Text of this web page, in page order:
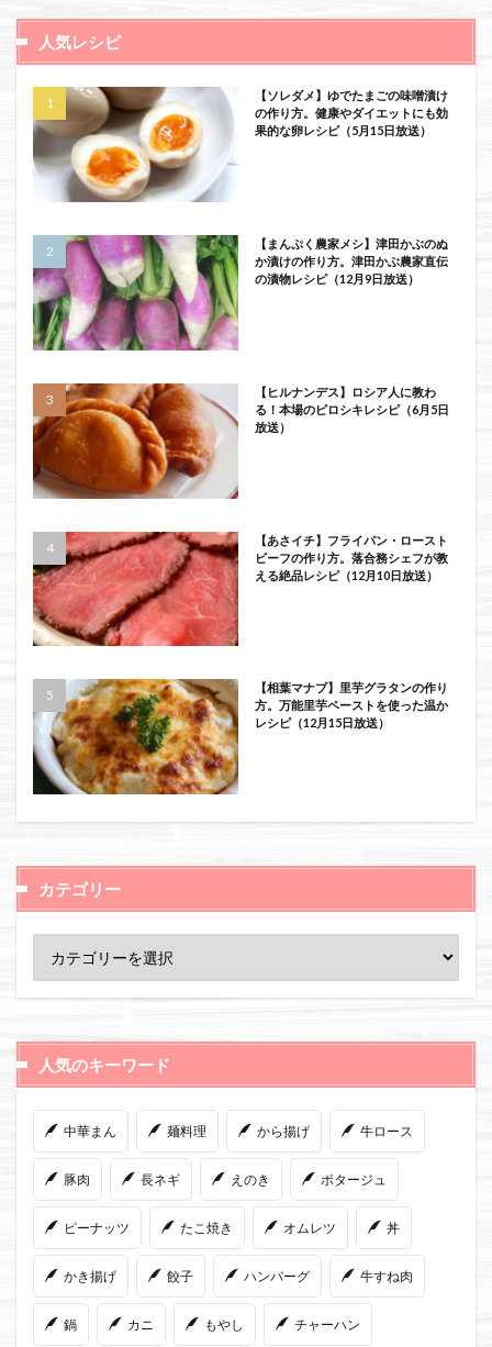
人気レシピ
【ソレダメ】ゆでたまごの味噌漬け
の作り方。健康やダイエットにも効
果的な卵レシピ（5月15日放送）
【まんぷく農家メシ】津田かぶのぬ
か漬けの作り方。津田かぶ農家直伝
の漬物レシピ（12月9日放送）
【ヒルナンデス】ロシア人に教わ
る！本場のピロシキレシピ（6月5日
放送）
【あさイチ】フライパン・ロースト
ビーフの作り方。落合務シェフが教
える絶品レシピ（12月10日放送）
【相葉マナブ】里芋グラタンの作り
方。万能里芋ペーストを使った温か
レシピ（12月15日放送）
カテゴリー
人気のキーワード
中華まん 麺料理 から揚げ 牛ロース
豚肉 長ネギ えのき ポタージュ
ピーナッツ たこ焼き オムレツ 丼
かき揚げ 餃子 ハンバーグ 牛すね肉
鍋 カニ もやし チャーハン